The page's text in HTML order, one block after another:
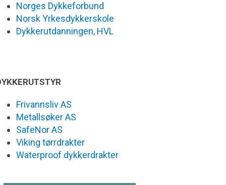
Norges Dykkeforbund
Norsk Yrkesdykkerskole
Dykkerutdanningen, HVL
Frivannsliv AS
Metallsøker AS
SafeNor AS
Viking tørrdrakter
Waterproof dykkerdrakter